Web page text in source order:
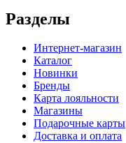
Разделы
Интернет-магазин
Каталог
Новинки
Бренды
Карта лояльности
Магазины
Подарочные карты
Доставка и оплата